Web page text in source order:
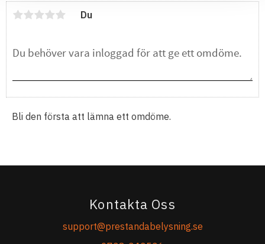
Du
Bli den första att lämna ett omdöme.
Kontakta Oss
support@prestandabelysning.se